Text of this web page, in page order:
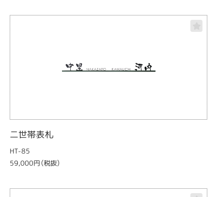
二世帯表札
HT-85
59,000円（税抜）